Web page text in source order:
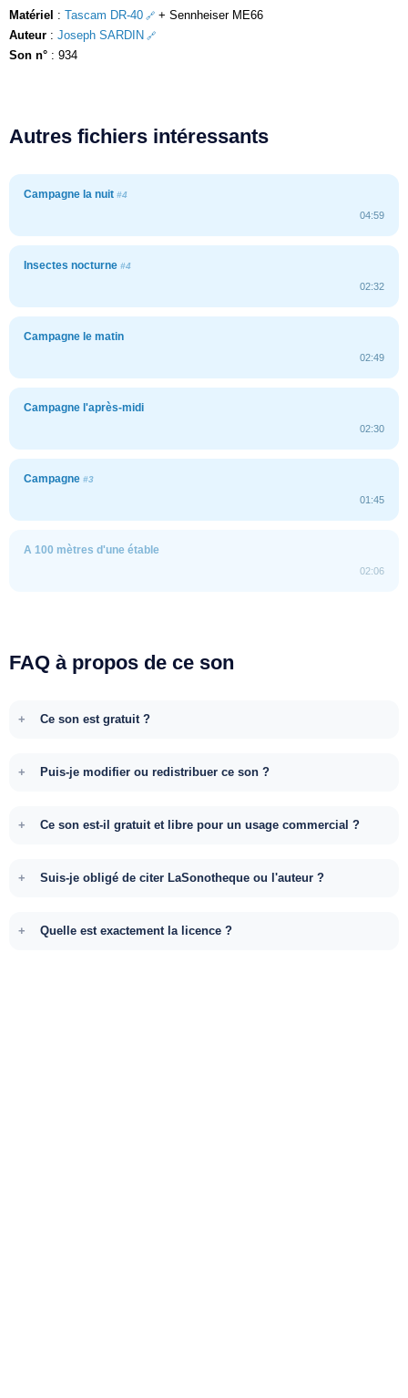
Matériel : Tascam DR-40
+ Sennheiser ME66
Auteur : Joseph SARDIN
Son n° : 934
Autres fichiers intéressants
Campagne la nuit #4
04:59
Insectes nocturne #4
02:32
Campagne le matin
02:49
Campagne l'après-midi
02:30
Campagne #3
01:45
A 100 mètres d'une étable
02:06
FAQ à propos de ce son
Ce son est gratuit ?
Puis-je modifier ou redistribuer ce son ?
Ce son est-il gratuit et libre pour un usage commercial ?
Suis-je obligé de citer LaSonotheque ou l'auteur ?
Quelle est exactement la licence ?